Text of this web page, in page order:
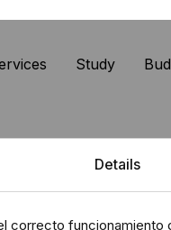
Study
Details